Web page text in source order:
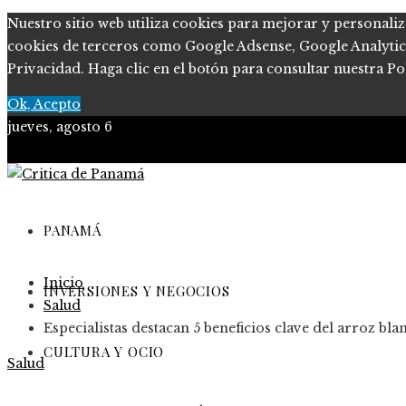
Nuestro sitio web utiliza cookies para mejorar y
cookies de terceros como Google Adsense, Google
Privacidad. Haga clic en el botón para consultar nuestra
Ok, Acepto
jueves, agosto 6
PANAMÁ
INVERSIONES Y NEGOCIOS
CULTURA Y OCIO
Inicio
Salud
Especialistas destacan 5 beneficios clave del arroz
Salud